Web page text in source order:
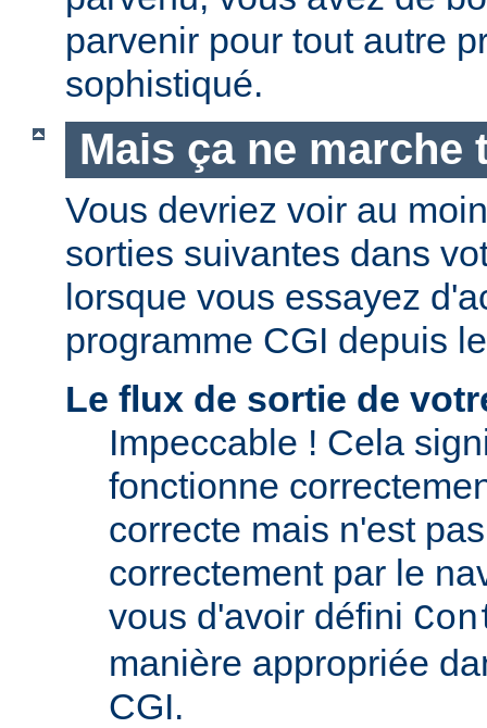
parvenir pour tout autre
sophistiqué.
Mais ça ne marche
Vous devriez voir au
sorties suivantes dans
lorsque vous essayez
programme CGI depuis
Le flux de sortie de
Impeccable ! Cela
fonctionne
correcte mais n'est
correctement par le
vous d'avoir défini
manière appropriée
CGI.